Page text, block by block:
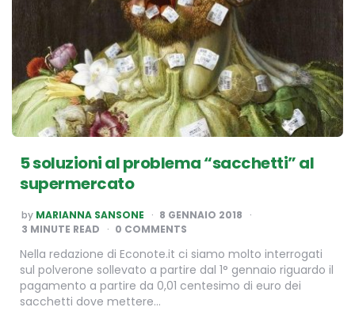
5 soluzioni al problema “sacchetti” al
supermercato
POSTED
BY
by MARIANNA SANSONE
8 GENNAIO 2018
3 MINUTE READ 0 COMMENTS
Nella redazione di Econote.it ci siamo molto interrogati
sul polverone sollevato a partire dal 1° gennaio riguardo il
pagamento a partire da 0,01 centesimo di euro dei
sacchetti dove mettere…